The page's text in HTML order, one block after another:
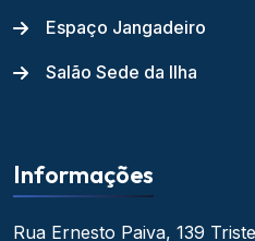
Espaço Jangadeiro
Salão Sede da Ilha
Informações
Rua Ernesto Paiva, 139